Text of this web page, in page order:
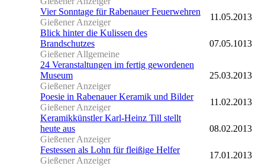
Vier Sonntage für Rabenauer Feuerwehren
11.05.2013
Gießener Anzeiger
Blick hinter die Kulissen des
Brandschutzes
07.05.1013
Gießener Allgemeine
24 Veranstaltungen im fertig gewordenen
Museum
25.03.2013
Gießener Anzeiger
Poesie in Rabenauer Keramik und Bilder
11.02.2013
Gießener Anzeiger
Keramikkünstler Karl-Heinz Till stellt
heute aus
08.02.2013
Gießener Anzeiger
Festessen als Lohn für fleißige Helfer
17.01.2013
Gießener Anzeiger